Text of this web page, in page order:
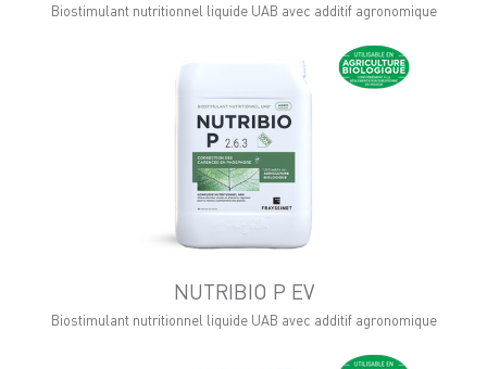
Biostimulant nutritionnel liquide UAB avec additif agronomique
NUTRIBIO P EV
Biostimulant nutritionnel liquide UAB avec additif agronomique